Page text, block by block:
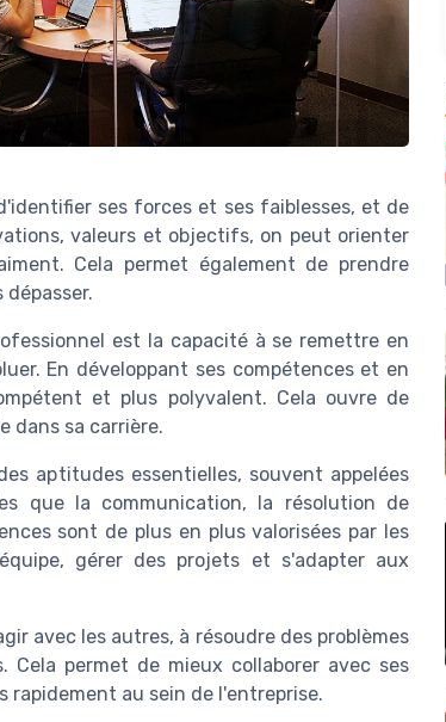
ses forces et ses faiblesses, et de
valeurs et objectifs, on peut orienter
Cela permet également de prendre
est la capacité à se remettre en
En développant ses compétences et en
et plus polyvalent. Cela ouvre de
dans sa carrière.
aptitudes essentielles, souvent appelées
que la communication, la résolution de
sont de plus en plus valorisées par les
gérer des projets et s'adapter aux
avec les autres, à résoudre des problèmes
permet de mieux collaborer avec ses
rapidement au sein de l'entreprise.